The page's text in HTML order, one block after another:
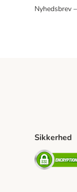
Nyhedsbrev
Sikkerhed